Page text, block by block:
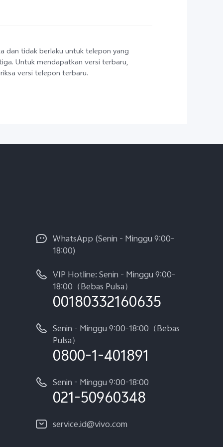
dan tidak berlaku untuk telepon yang
Untuk mendapatkan versi terbaru,
versi telepon terbaru.
WhatsApp (Senin - Minggu 9:00-
18:00)
VIP Hotline: Senin - Minggu 9:00-
18:00（Bebas Pulsa）
00180332160635
Senin - Minggu 9:00-18:00（Bebas
Pulsa）
0800-1-401891
Senin - Minggu 9:00-18:00
021-50960348
service.id@vivo.com